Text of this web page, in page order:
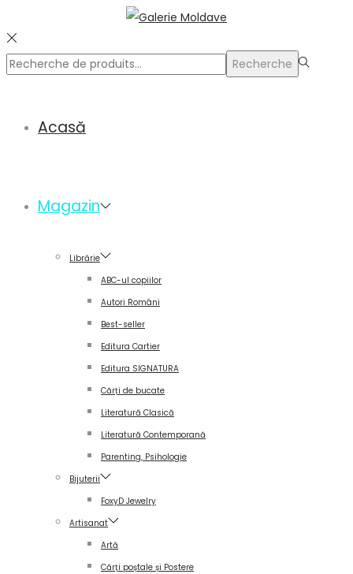
Rechercher
Recherche
Acasă
Magazin
Librărie
ABC-ul copiilor
Autori Români
Best-seller
Editura Cartier
Editura SIGNATURA
Cărți de bucate
Literatură Clasică
Literatură Contemporană
Parenting, Psihologie
Bijuterii
FoxyD Jewelry
Artisanat
Artă
Cărți poștale și Postere